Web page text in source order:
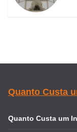
Quanto Custa
Quanto Custa um